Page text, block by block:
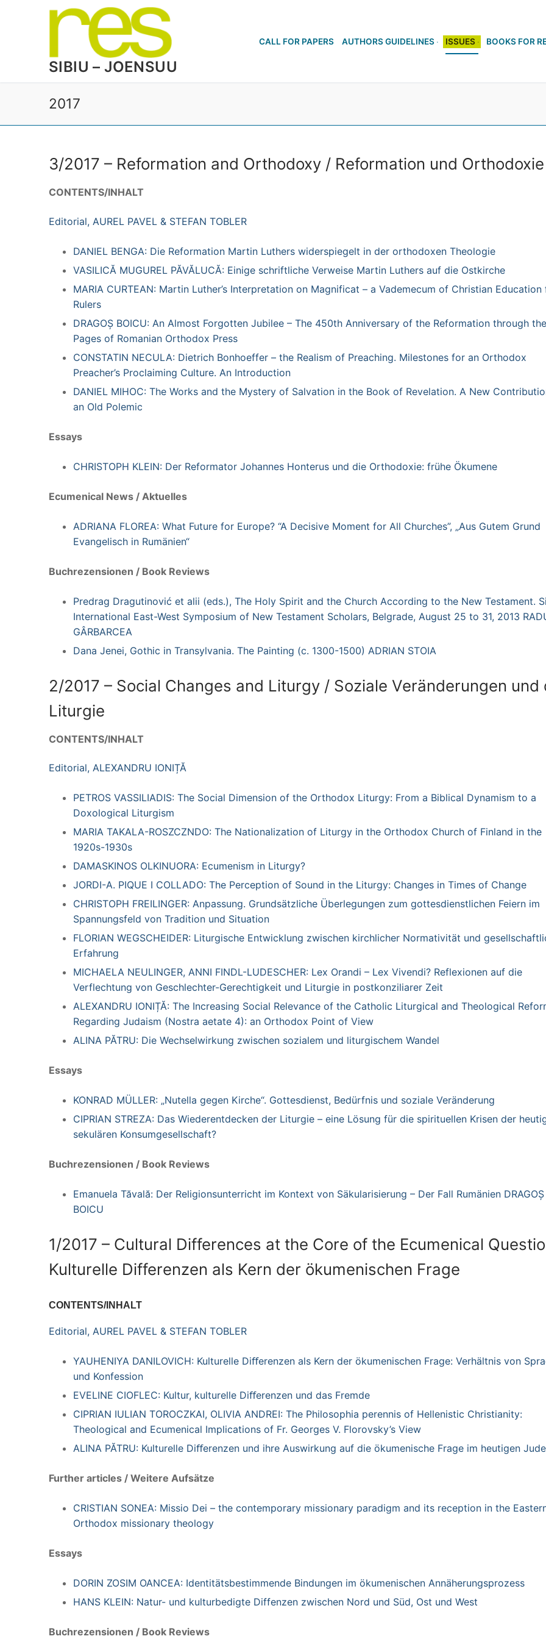
SIBIU – JOENSUU
CALL FOR PAPERS AUTHORS GUIDELINES ISSUES BOOKS FOR
2017
3/2017 – Reformation and Orthodoxy / Reformation und Orthodoxie
CONTENTS/INHALT
Editorial, AUREL PAVEL & STEFAN TOBLER
DANIEL BENGA: Die Reformation Martin Luthers widerspiegelt in der orthodoxen Theologie
VASILICĂ MUGUREL PĂVĂLUCĂ: Einige schriftliche Verweise Martin Luthers auf die Ostkirche
MARIA CURTEAN: Martin Luther’s Interpretation on Magnificat – a Vademecum of Christian Education
Rulers
DRAGOȘ BOICU: An Almost Forgotten Jubilee – The 450th Anniversary of the Reformation through the
Pages of Romanian Orthodox Press
CONSTATIN NECULA: Dietrich Bonhoeffer – the Realism of Preaching. Milestones for an Orthodox
Preacher’s Proclaiming Culture. An Introduction
DANIEL MIHOC: The Works and the Mystery of Salvation in the Book of Revelation. A New
an Old Polemic
Essays
CHRISTOPH KLEIN: Der Reformator Johannes Honterus und die Orthodoxie: frühe Ökumene
Ecumenical News / Aktuelles
ADRIANA FLOREA: What Future for Europe? “A Decisive Moment for All Churches”, „Aus Gutem Grund
Evangelisch in Rumänien“
Buchrezensionen / Book Reviews
Predrag Dragutinović et alii (eds.), The Holy Spirit and the Church According to the New Testament.
International East-West Symposium of New Testament Scholars, Belgrade, August 25 to 31, 2013
GÂRBARCEA
Dana Jenei, Gothic in Transylvania. The Painting (c. 1300-1500) ADRIAN STOIA
2/2017 – Social Changes and Liturgy / Soziale Veränderungen und
Liturgie
CONTENTS/INHALT
Editorial, ALEXANDRU IONIȚĂ
PETROS VASSILIADIS: The Social Dimension of the Orthodox Liturgy: From a Biblical Dynamism to a
Doxological Liturgism
MARIA TAKALA-ROSZCZNDO: The Nationalization of Liturgy in the Orthodox Church of Finland in the
1920s-1930s
DAMASKINOS OLKINUORA: Ecumenism in Liturgy?
JORDI-A. PIQUE I COLLADO: The Perception of Sound in the Liturgy: Changes in Times of Change
CHRISTOPH FREILINGER: Anpassung. Grundsätzliche Überlegungen zum gottesdienstlichen Feiern im
Spannungsfeld von Tradition und Situation
FLORIAN WEGSCHEIDER: Liturgische Entwicklung zwischen kirchlicher Normativität und
Erfahrung
MICHAELA NEULINGER, ANNI FINDL-LUDESCHER: Lex Orandi – Lex Vivendi? Reflexionen auf die
Verflechtung von Geschlechter-Gerechtigkeit und Liturgie in postkonziliarer Zeit
ALEXANDRU IONIȚĂ: The Increasing Social Relevance of the Catholic Liturgical and Theological
Regarding Judaism (Nostra aetate 4): an Orthodox Point of View
ALINA PĂTRU: Die Wechselwirkung zwischen sozialem und liturgischem Wandel
Essays
KONRAD MÜLLER: „Nutella gegen Kirche“. Gottesdienst, Bedürfnis und soziale Veränderung
CIPRIAN STREZA: Das Wiederentdecken der Liturgie – eine Lösung für die spirituellen Krisen der
sekulären Konsumgesellschaft?
Buchrezensionen / Book Reviews
Emanuela Tăvală: Der Religionsunterricht im Kontext von Säkularisierung – Der Fall Rumänien DRAGOȘ
BOICU
1/2017 – Cultural Differences at the Core of the Ecumenical
Kulturelle Differenzen als Kern der ökumenischen Frage
CONTENTS/INHALT
Editorial, AUREL PAVEL & STEFAN TOBLER
YAUHENIYA DANILOVICH: Kulturelle Diﬀerenzen als Kern der ökumenischen Frage: Verhältnis von
und Konfession
EVELINE CIOFLEC: Kultur, kulturelle Diﬀerenzen und das Fremde
CIPRIAN IULIAN TOROCZKAI, OLIVIA ANDREI: The Philosophia perennis of Hellenistic Christianity:
Theological and Ecumenical Implications of Fr. Georges V. Florovsky’s View
ALINA PĂTRU: Kulturelle Diﬀerenzen und ihre Auswirkung auf die ökumenische Frage im heutigen
Further articles / Weitere Aufsätze
CRISTIAN SONEA: Missio Dei – the contemporary missionary paradigm and its reception in the
Orthodox missionary theology
Essays
DORIN ZOSIM OANCEA: Identitätsbestimmende Bindungen im ökumenischen Annäherungsprozess
HANS KLEIN: Natur- und kulturbedigte Diffenzen zwischen Nord und Süd, Ost und West
Buchrezensionen / Book Reviews